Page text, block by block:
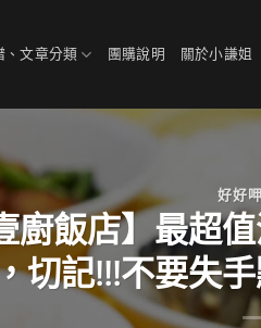
、文章分類 團購說明 關於小謙姐
好好呷
廚飯店】最超
切記!!!不要失